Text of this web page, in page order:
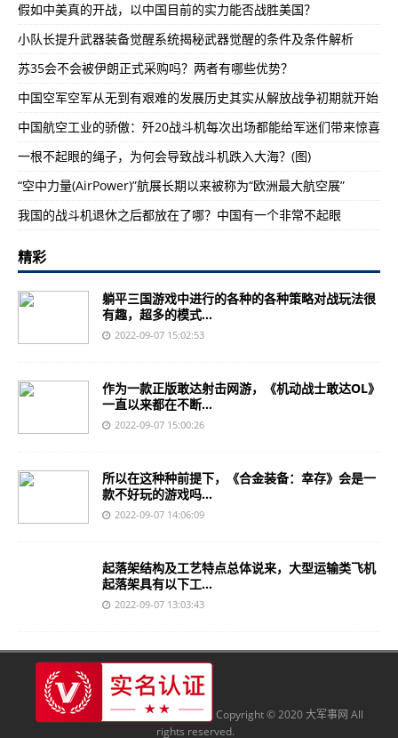
假如中美真的开战，以中国目前的实力能否战胜美国？
小队长提升武器装备觉醒系统揭秘武器觉醒的条件及条件解析
苏35会不会被伊朗正式采购吗？两者有哪些优势？
中国空军空军从无到有艰难的发展历史其实从解放战争初期就开始
中国航空工业的骄傲：歼20战斗机每次出场都能给军迷们带来惊喜
一根不起眼的绳子，为何会导致战斗机跌入大海？(图)
“空中力量(AirPower)”航展长期以来被称为“欧洲最大航空展”
我国的战斗机退休之后都放在了哪？中国有一个非常不起眼
精彩
躺平三国游戏中进行的各种的各种策略对战玩法很
有趣，超多的模式...
2022-09-07 15:02:53
作为一款正版敢达射击网游，《机动战士敢达OL》
一直以来都在不断...
2022-09-07 15:00:26
所以在这种种前提下，《合金装备：幸存》会是一
款不好玩的游戏吗...
2022-09-07 14:06:09
起落架结构及工艺特点总体说来，大型运输类飞机
起落架具有以下工...
2022-09-07 13:03:43
Copyright © 2020 大军事网 All
rights reserved.